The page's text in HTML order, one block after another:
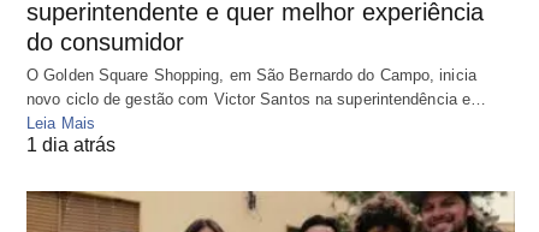
superintendente e quer melhor experiência
do consumidor
O Golden Square Shopping, em São Bernardo do Campo, inicia
novo ciclo de gestão com Victor Santos na superintendência e…
Leia Mais
1 dia atrás